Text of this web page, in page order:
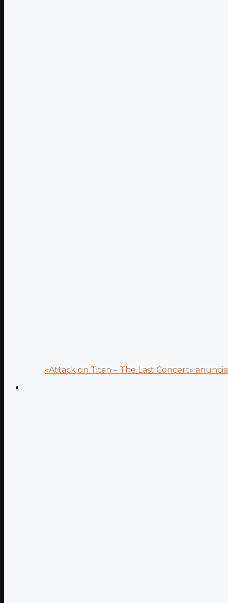
«Attack on Titan – The Last Concert»